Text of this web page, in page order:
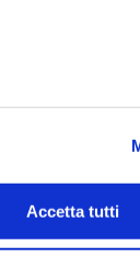
Accetta tutti